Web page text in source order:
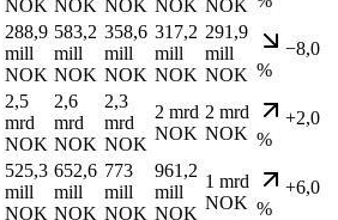
NOK NOK NOK NOK NOK
288,9
mill
NOK
583,2
mill
NOK
358,6
mill
NOK
317,2
mill
NOK
291,9
mill
NOK
−8,0
%
2,5
mrd
NOK
2,6
mrd
NOK
2,3
mrd
NOK
2 mrd
NOK
2 mrd
NOK
+2,0
%
525,3
mill
NOK
652,6
mill
NOK
773
mill
NOK
961,2
mill
NOK
1 mrd
NOK
+6,0
%